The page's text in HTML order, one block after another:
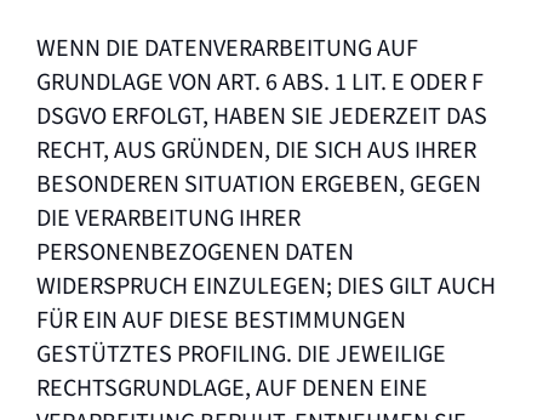
WENN DIE DATENVERARBEITUNG AUF
GRUNDLAGE VON ART. 6 ABS. 1 LIT. E ODER F
DSGVO ERFOLGT, HABEN SIE JEDERZEIT DAS
RECHT, AUS GRÜNDEN, DIE SICH AUS IHRER
BESONDEREN SITUATION ERGEBEN, GEGEN
DIE VERARBEITUNG IHRER
PERSONENBEZOGENEN DATEN
WIDERSPRUCH EINZULEGEN; DIES GILT AUCH
FÜR EIN AUF DIESE BESTIMMUNGEN
GESTÜTZTES PROFILING. DIE JEWEILIGE
RECHTSGRUNDLAGE, AUF DENEN EINE